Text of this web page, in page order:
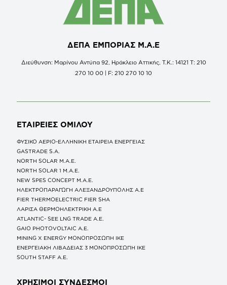
ΔΕΠΑ ΕΜΠΟΡΙΑΣ Μ.Α.Ε
Διεύθυνση: Μαρίνου Αντύπα 92, Ηράκλειο Αττικής, Τ.Κ.: 14121 Τ: 210
270 10 00 | F: 210 270 10 10
ΕΤΑΙΡΕΙΕΣ ΟΜΙΛΟΥ
ΦΥΣΙΚΟ ΑΕΡΙΟ-ΕΛΛΗΝΙΚΗ ΕΤΑΙΡΕΙΑ ΕΝΕΡΓΕΙΑΣ
GASTRADE S.A.
NORTH SOLAR M.Α.Ε.
NORTH SOLAR 1 M.Α.Ε.
NEW SPES CONCEPT Μ.Α.Ε.
ΗΛΕΚΤΡΟΠΑΡΑΓΩΓΗ ΑΛΕΞΑΝΔΡΟΥΠΟΛΗΣ A.E
FIER THERMOELECTRIC FIER SHA
ΛΑΡΙΣΑ ΘΕΡΜΟΗΛΕΚΤΡΙΚΗ A.E
ATLANTIC- SEE LNG TRADE A.E.
GAIO PHOTOVOLTAIC Α.Ε.
MINING X ENERGY ΜΟΝΟΠΡΟΣΩΠΗ ΙΚΕ
ΕΝΕΡΓΕΙΑΚΗ ΛΙΒΑΔΕΙΑΣ 3 ΜΟΝΟΠΡΟΣΩΠΗ ΙΚΕ
SOUTH STAFF Α.Ε.
ΧΡΗΣΙΜΟΙ ΣΥΝΔΕΣΜΟΙ